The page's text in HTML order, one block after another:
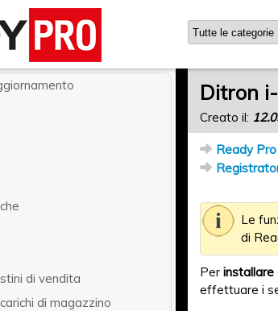
Ditron
Creato il:
Ready
Le
di
Per installare
effettuare i
utente
di vendita
di magazzino